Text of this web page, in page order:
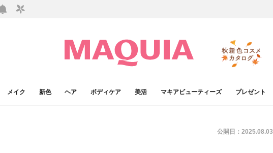
メイク 新色 ヘア ボディケア 美活 マキアビューティーズ プレゼント
公開日： 2025.08.03